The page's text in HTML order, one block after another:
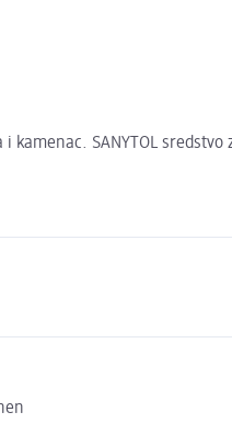
SANYTOL